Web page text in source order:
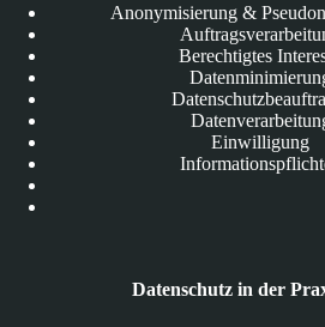
Anonymisierung &
Berechtigtes
Einwilligung
Datenschutz in der